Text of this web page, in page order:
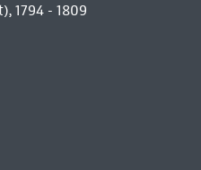
1794 - 1809